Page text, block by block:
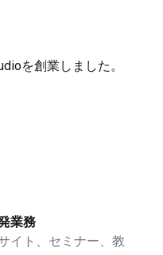
を創業しました。
業務
イト、セミナー、教